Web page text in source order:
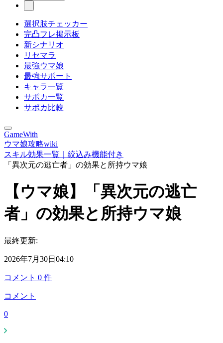
選択肢チェッカー
完凸フレ掲示板
新シナリオ
リセマラ
最強ウマ娘
最強サポート
キャラ一覧
サポカ一覧
サポカ比較
GameWith
ウマ娘攻略wiki
スキル効果一覧｜絞込み機能付き
「異次元の逃亡者」の効果と所持ウマ娘
【ウマ娘】「異次元の逃亡
者」の効果と所持ウマ娘
最終更新:
2026年7月30日04:10
コメント 0 件
コメント
0